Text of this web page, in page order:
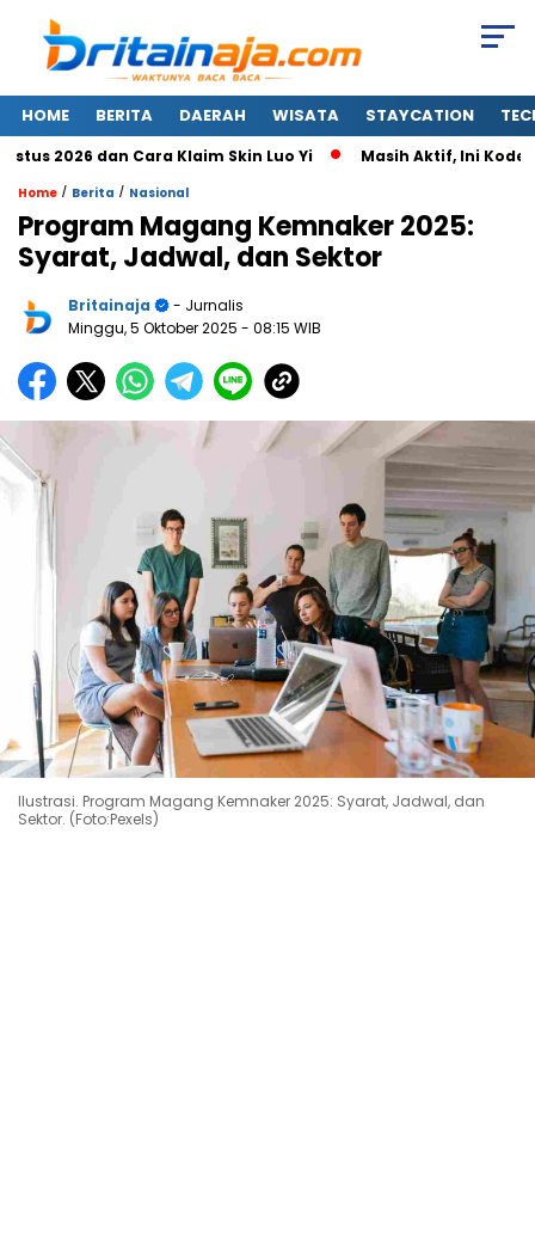
HOME BERITA DAERAH WISATA STAYCATION
2026 dan Cara Klaim Skin Luo Yi Masih Aktif, Ini Kode
Home / Berita / Nasional
Program Magang Kemnaker 2025:
Syarat, Jadwal, dan Sektor
Britainaja
- Jurnalis
Minggu, 5 Oktober 2025 - 08:15 WIB
Ilustrasi. Program Magang Kemnaker 2025: Syarat, Jadwal, dan
Sektor. (Foto:Pexels)